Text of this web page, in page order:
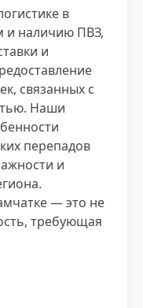
в
и наличию ПВЗ,
и
связанных с
Наши
перепадов
и
— это не
требующая